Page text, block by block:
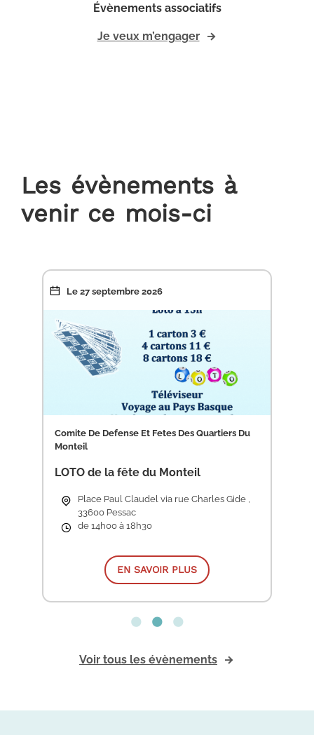
Évènements associatifs
Je veux m’engager
Les évènements à
venir ce mois-ci
Le 26 septembre 2026
Comite De Defense Et Fetes Des Quartiers Du
Monteil
Vide-greniers
Place Paul Claudel via rue Charles Gide,
33600 Pessac
de 8h00 à 18h00
EN SAVOIR PLUS
Le 27 septembre 2026
Comite De Defense Et Fetes Des Quartiers Du
Monteil
LOTO de la fête du Monteil
Place Paul Claudel via rue Charles Gide ,
33600 Pessac
de 14h00 à 18h30
EN SAVOIR PLUS
Du 17 octobre au 18 octobre 2026
ASSOCIATION FAMILLES D'AFRIQUE
de 18h00 à 23h30
EN SAVOIR PLUS
Voir tous les évènements